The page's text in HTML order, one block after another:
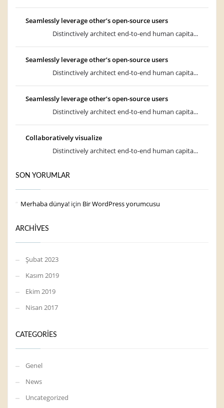
Seamlessly leverage other’s open-source users
Distinctively architect end-to-end human capita...
Seamlessly leverage other’s open-source users
Distinctively architect end-to-end human capita...
Seamlessly leverage other’s open-source users
Distinctively architect end-to-end human capita...
Collaboratively visualize
Distinctively architect end-to-end human capita...
SON YORUMLAR
Merhaba dünya! için Bir WordPress yorumcusu
ARCHIVES
Şubat 2023
Kasım 2019
Ekim 2019
Nisan 2017
CATEGORIES
Genel
News
Uncategorized